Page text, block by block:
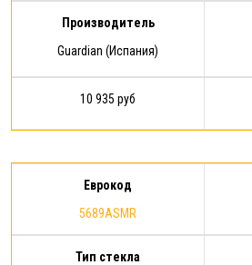
Производитель
Guardian (Испания)
10 935 руб
Еврокод
5689ASMR
Тип стекла